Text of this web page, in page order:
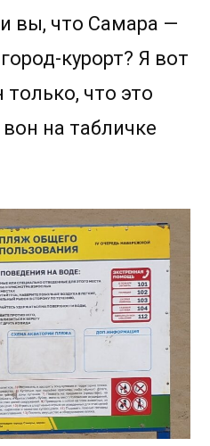
вы, что Самара —
курорт? Я вот
только, что это
на табличке